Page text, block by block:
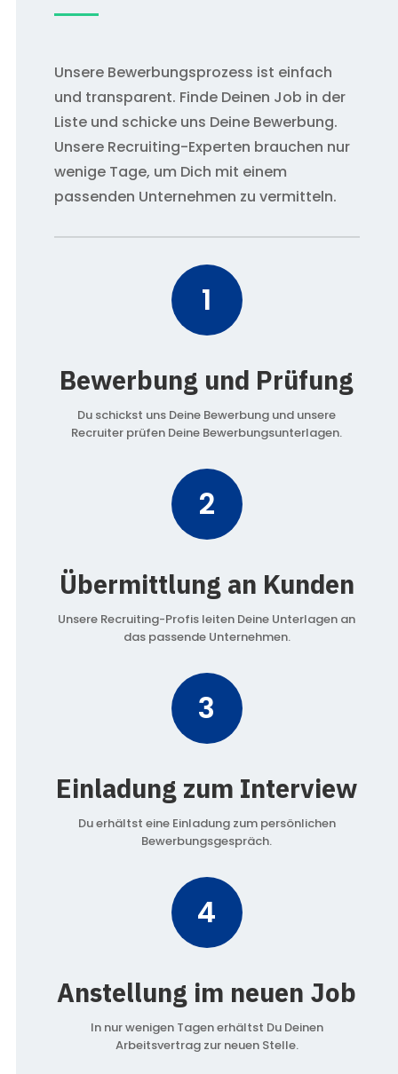
Unsere Bewerbungsprozess ist einfach
und transparent. Finde Deinen Job in der
Liste und schicke uns Deine Bewerbung.
Unsere Recruiting-Experten brauchen nur
wenige Tage, um Dich mit einem
passenden Unternehmen zu vermitteln.
1
Bewerbung und Prüfung
Du schickst uns Deine Bewerbung und unsere
Recruiter prüfen Deine Bewerbungsunterlagen.
2
Übermittlung an Kunden
Unsere Recruiting-Profis leiten Deine Unterlagen an
das passende Unternehmen.
3
Einladung zum Interview
Du erhältst eine Einladung zum persönlichen
Bewerbungsgespräch.
4
Anstellung im neuen Job
In nur wenigen Tagen erhältst Du Deinen
Arbeitsvertrag zur neuen Stelle.